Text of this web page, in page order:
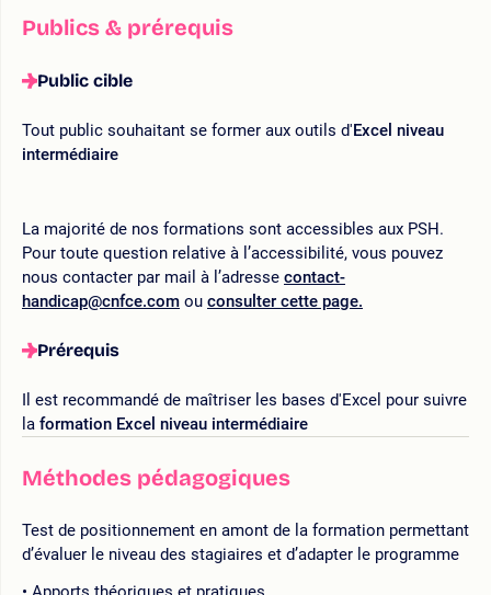
Publics & prérequis
Public cible
Tout public souhaitant se former aux outils d'Excel niveau
intermédiaire
La majorité de nos formations sont accessibles aux PSH.
Pour toute question relative à l’accessibilité, vous pouvez
nous contacter par mail à l’adresse contact-
handicap@cnfce.com ou consulter cette page.
Prérequis
Il est recommandé de maîtriser les bases d'Excel pour suivre
la formation Excel niveau intermédiaire
Méthodes pédagogiques
Test de positionnement en amont de la formation permettant
d’évaluer le niveau des stagiaires et d’adapter le programme